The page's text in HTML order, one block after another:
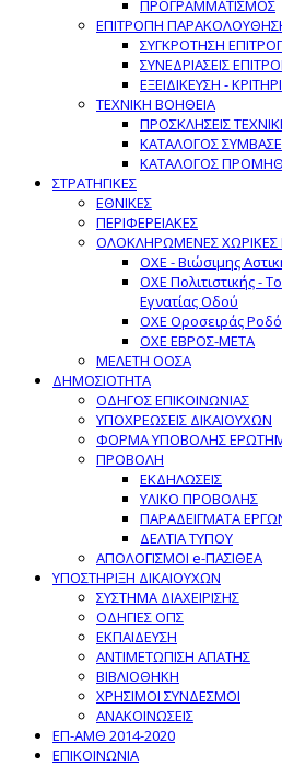
ΠΡΟΓΡΑΜΜΑΤΙΣΜΟΣ
ΕΠΙΤΡΟΠΗ
ΣΥΓΚΡΟΤΗΣΗ
ΣΥΝΕΔΡΙΑΣΕΙΣ
ΕΞΕΙΔΙΚΕΥΣΗ -
ΤΕΧΝΙΚΗ ΒΟΗΘΕΙΑ
ΠΡΟΣΚΛΗΣΕΙΣ
ΚΑΤΑΛΟΓΟΣ
ΚΑΤΑΛΟΓΟΣ
ΣΤΡΑΤΗΓΙΚΕΣ
ΕΘΝΙΚΕΣ
ΠΕΡΙΦΕΡΕΙΑΚΕΣ
ΟΛΟΚΛΗΡΩΜΕΝΕΣ ΧΩΡΙΚΕΣ
ΟΧΕ - Βιώσιμης
ΟΧΕ Πολιτιστικής -
Εγνατίας Οδού
ΟΧΕ Οροσειράς
ΟΧΕ ΕΒΡΟΣ-ΜΕΤΑ
ΜΕΛΕΤΗ ΟΟΣΑ
ΔΗΜΟΣΙΟΤΗΤΑ
ΟΔΗΓΟΣ ΕΠΙΚΟΙΝΩΝΙΑΣ
ΥΠΟΧΡΕΩΣΕΙΣ ΔΙΚΑΙΟΥΧΩΝ
ΦΟΡΜΑ ΥΠΟΒΟΛΗΣ
ΠΡΟΒΟΛΗ
ΕΚΔΗΛΩΣΕΙΣ
ΥΛΙΚΟ ΠΡΟΒΟΛΗΣ
ΠΑΡΑΔΕΙΓΜΑΤΑ
ΔΕΛΤΙΑ ΤΥΠΟΥ
ΑΠΟΛΟΓΙΣΜΟΙ e-ΠΑΣΙΘΕΑ
ΥΠΟΣΤΗΡΙΞΗ ΔΙΚΑΙΟΥΧΩΝ
ΣΥΣΤΗΜΑ ΔΙΑΧΕΙΡΙΣΗΣ
ΟΔΗΓΙΕΣ ΟΠΣ
ΕΚΠΑΙΔΕΥΣΗ
ΑΝΤΙΜΕΤΩΠΙΣΗ ΑΠΑΤΗΣ
ΒΙΒΛΙΟΘΗΚΗ
ΧΡΗΣΙΜΟΙ ΣΥΝΔΕΣΜΟΙ
ΑΝΑΚΟΙΝΩΣΕΙΣ
ΕΠ-ΑΜΘ 2014-2020
ΕΠΙΚΟΙΝΩΝΙΑ